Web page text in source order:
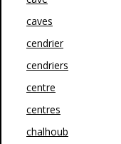
caves
cendrier
cendriers
centre
centres
chalhoub